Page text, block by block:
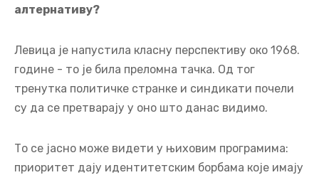
алтернативу?
Левица је напустила класну перспективу око 1968.
године - то је била преломна тачка. Од тог
тренутка политичке странке и синдикати почели
су да се претварају у оно што данас видимо.
То се јасно може видети у њиховим програмима:
приоритет дају идентитетским борбама које имају